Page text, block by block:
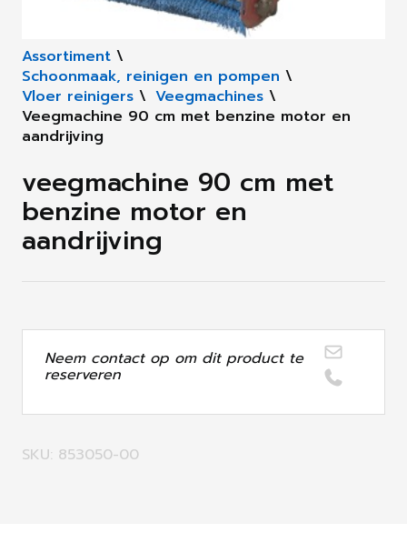
Assortiment \
Schoonmaak, reinigen en pompen \
Vloer reinigers \ Veegmachines \
Veegmachine 90 cm met benzine motor en
aandrijving
veegmachine 90 cm met
benzine motor en
aandrijving
Neem contact op om dit product te
reserveren
SKU: 853050-00